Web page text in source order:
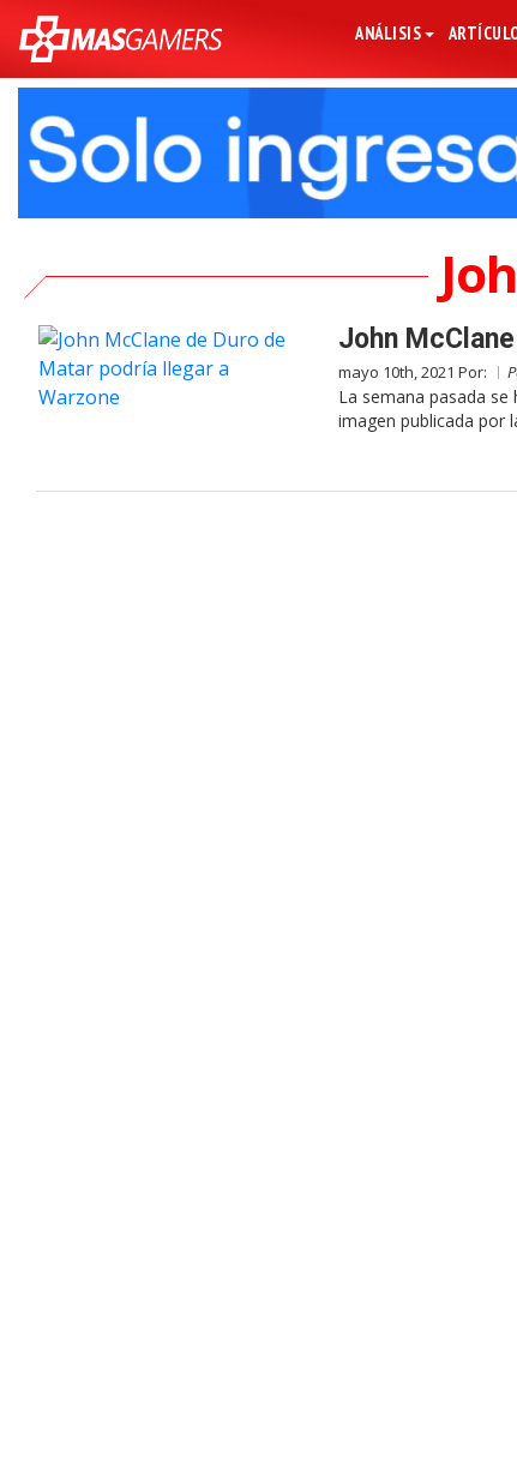
ANÁLISIS
John
mayo 10th, 2021 Por:
La semana pasada
imagen publicada por